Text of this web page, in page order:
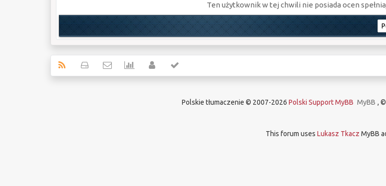
Ten użytkownik w tej chwili nie posiada ocen
Polskie tłumaczenie © 2007-2026 Polski Support MyBB MyBB ,
This forum uses Lukasz Tkacz MyBB